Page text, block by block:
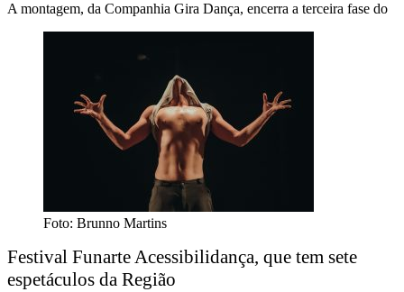
A montagem, da Companhia Gira Dança, encerra a terceira fase do
Foto: Brunno Martins
Festival Funarte Acessibilidança, que tem sete
espetáculos da Região